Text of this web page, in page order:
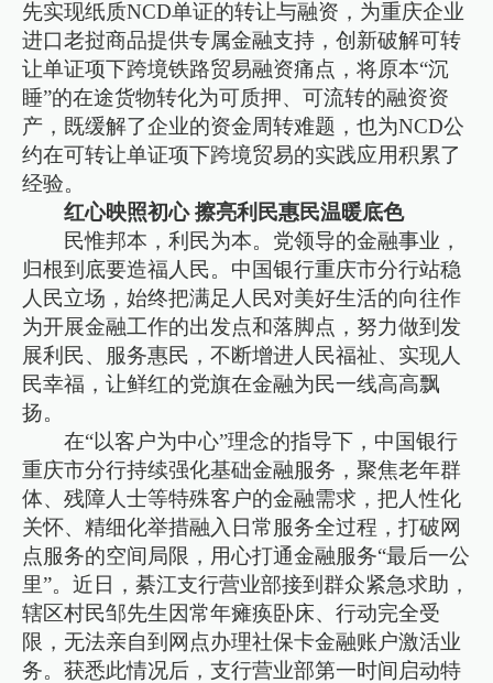
先实现纸质NCD单证的转让与融资，为重庆企业
进口老挝商品提供专属金融支持，创新破解可转
让单证项下跨境铁路贸易融资痛点，将原本“沉
睡”的在途货物转化为可质押、可流转的融资资
产，既缓解了企业的资金周转难题，也为NCD公
约在可转让单证项下跨境贸易的实践应用积累了
经验。
红心映照初心 擦亮利民惠民温暖底色
民惟邦本，利民为本。党领导的金融事业，
归根到底要造福人民。中国银行重庆市分行站稳
人民立场，始终把满足人民对美好生活的向往作
为开展金融工作的出发点和落脚点，努力做到发
展利民、服务惠民，不断增进人民福祉、实现人
民幸福，让鲜红的党旗在金融为民一线高高飘
扬。
在“以客户为中心”理念的指导下，中国银行
重庆市分行持续强化基础金融服务，聚焦老年群
体、残障人士等特殊客户的金融需求，把人性化
关怀、精细化举措融入日常服务全过程，打破网
点服务的空间局限，用心打通金融服务“最后一公
里”。近日，綦江支行营业部接到群众紧急求助，
辖区村民邹先生因常年瘫痪卧床、行动完全受
限，无法亲自到网点办理社保卡金融账户激活业
务。获悉此情况后，支行营业部第一时间启动特